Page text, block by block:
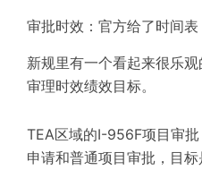
审批时效：官方给了时间
新规里有一个看起来很乐
审理时效绩效目标。
TEA区域的I-956F项目审
申请和普通项目审批，目